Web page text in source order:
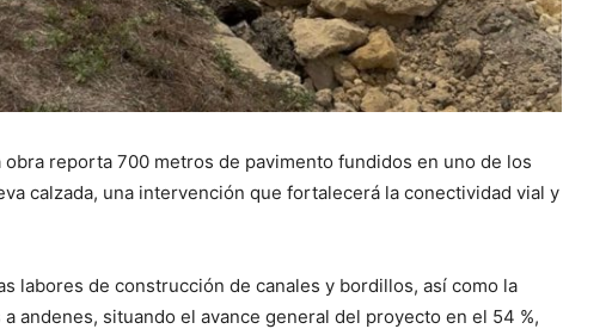
reporta 700 metros de pavimento fundidos en uno de los
calzada, una intervención que fortalecerá la conectividad vial y
labores de construcción de canales y bordillos, así como la
andenes, situando el avance general del proyecto en el 54 %,